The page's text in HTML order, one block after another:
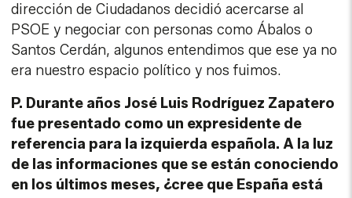
dirección de Ciudadanos decidió acercarse al
PSOE y negociar con personas como Ábalos o
Santos Cerdán, algunos entendimos que ese ya no
era nuestro espacio político y nos fuimos.
P. Durante años José Luis Rodríguez Zapatero
fue presentado como un expresidente de
referencia para la izquierda española. A la luz
de las informaciones que se están conociendo
en los últimos meses, ¿cree que España está